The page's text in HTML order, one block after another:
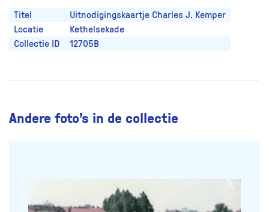
Titel
Uitnodigingskaartje Charles J. Kemper
Locatie
Kethelsekade
Collectie ID
12705B
Andere foto’s in de collectie